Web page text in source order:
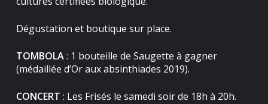
Dégustation et boutique sur place.
TOMBOLA: 1 bouteille de Saugette à gagner
(médaillée d’Or aux absinthiades 2019).
CONCERT : Les Frisés le samedi soir de 18h à 20h.